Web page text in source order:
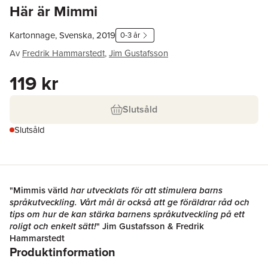
Här är Mimmi
Kartonnage, Svenska, 2019 0-3 år
Av Fredrik Hammarstedt,Jim Gustafsson
119 kr
Slutsåld
Slutsåld
"Mimmis värld har utvecklats för att stimulera barns
språkutveckling. Vårt mål är också att ge föräldrar råd och
tips om hur de kan stärka barnens språkutveckling på ett
roligt och enkelt sätt!" Jim Gustafsson & Fredrik
Hammarstedt
Jim Gustafsson och Fredrik Hammarstedt är de två författande
Produktinformation